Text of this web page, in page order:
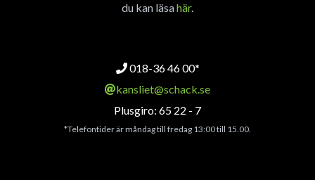
du kan läsahär.
018-36 46 00*
kansliet@schack.se
Plusgiro: 65 22 - 7
*Telefontider är måndag till fredag 13:00 till 15.00.